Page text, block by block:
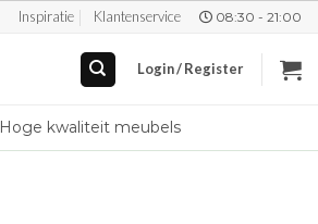
Inspiratie Klantenservice 08:30 - 21:00
Login / Register
Hoge kwaliteit meubels